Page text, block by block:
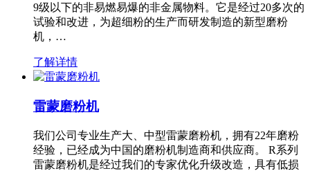
9级以下的非易燃易爆的非金属物料。它是经过20多次的
试验和改进，为超细粉的生产而研发制造的新型磨粉
机，…
了解详情
雷蒙磨粉机
我们公司专业生产大、中型雷蒙磨粉机，拥有22年磨粉
经验，已经成为中国的磨粉机制造商和供应商。 R系列
雷蒙磨粉机是经过我们的专家优化升级改造，具有低损